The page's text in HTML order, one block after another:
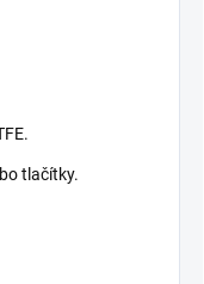
tlačítky.